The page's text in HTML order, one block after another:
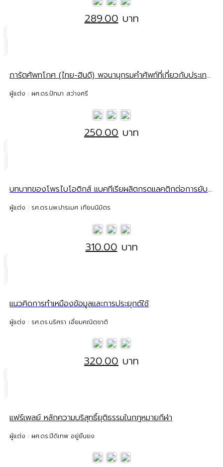
289.00 บาท
ภารัตศัพทโกศ (ไทย-ฮินดี) พจนานุกรมคำศัพท์ที่เกี่ยวกับประเทศอินเดีย
ผู้แต่ง : ผศ.ดร.ปัทมา สว่างศรี
250.00 บาท
บทบาทของโพรไบโอติกส์ แบคทีเรียผลิตกรดแลคติกต่อการยับยั้งเชื้อก่อโรคในระบบทางเดินอาหารและทางเดินปัสสาวะ
ผู้แต่ง : รศ.ดร.นพ.ปารเมศ เทียนนิมิตร
310.00 บาท
แนวคิดการทำเหมืองข้อมูลและการประยุกต์ใช้
ผู้แต่ง : รศ.ดร.นริศรา เอี่ยมคณิตชาติ
320.00 บาท
แฟร์เพลย์ หลักความบริสุทธิ์ยุติธรรมในกฎหมายกีฬา
ผู้แต่ง : ผศ.ดร.ปีดิเทพ อยู่ยืนยง